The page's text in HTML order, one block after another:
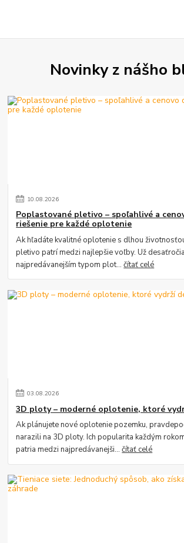
Novinky z nášho
10.08.2026
Poplastované pletivo – spoľahlivé a
riešenie pre každé oplotenie
Ak hľadáte kvalitné oplotenie s dlhou
pletivo patrí medzi najlepšie voľby. Už
najpredávanejším typom plot...čítať celé
03.08.2026
3D ploty – moderné oplotenie, ktoré
Ak plánujete nové oplotenie pozemku,
narazili na 3D ploty. Ich popularita každým
patria medzi najpredávanejši...čítať celé